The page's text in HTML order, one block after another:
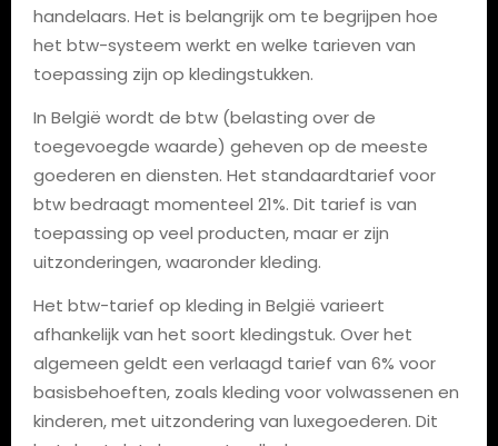
handelaars. Het is belangrijk om te begrijpen hoe
het btw-systeem werkt en welke tarieven van
toepassing zijn op kledingstukken.
In België wordt de btw (belasting over de
toegevoegde waarde) geheven op de meeste
goederen en diensten. Het standaardtarief voor
btw bedraagt momenteel 21%. Dit tarief is van
toepassing op veel producten, maar er zijn
uitzonderingen, waaronder kleding.
Het btw-tarief op kleding in België varieert
afhankelijk van het soort kledingstuk. Over het
algemeen geldt een verlaagd tarief van 6% voor
basisbehoeften, zoals kleding voor volwassenen en
kinderen, met uitzondering van luxegoederen. Dit